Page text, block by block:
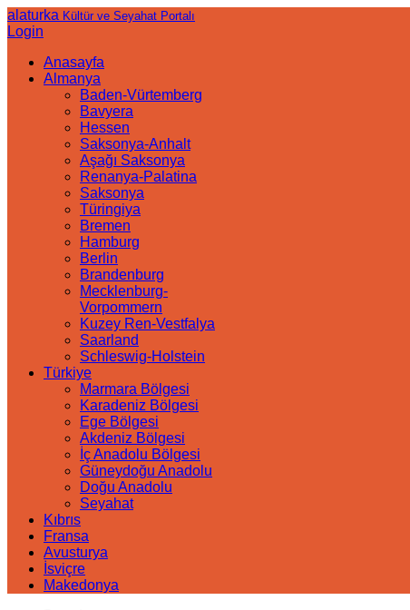
alaturka Kültür ve Seyahat Portalı
Login
Anasayfa
Almanya
Baden-Vürtemberg
Bavyera
Hessen
Saksonya-Anhalt
Aşağı Saksonya
Renanya-Palatina
Saksonya
Türingiya
Bremen
Hamburg
Berlin
Brandenburg
Mecklenburg-
Vorpommern
Kuzey Ren-Vestfalya
Saarland
Schleswig-Holstein
Türkiye
Marmara Bölgesi
Karadeniz Bölgesi
Ege Bölgesi
Akdeniz Bölgesi
İç Anadolu Bölgesi
Güneydoğu Anadolu
Doğu Anadolu
Seyahat
Kıbrıs
Fransa
Avusturya
İsviçre
Makedonya